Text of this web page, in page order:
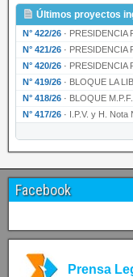
Últimos proyectos
N° 422/26 · PRESIDENCIA
N° 421/26 · PRESIDENCIA
N° 420/26 · PRESIDENCIA
N° 419/26 · BLOQUE LA
N° 418/26 · BLOQUE M.P.F.
N° 417/26 · I.P.V. y H. Nota N°
Facebook
Prensa